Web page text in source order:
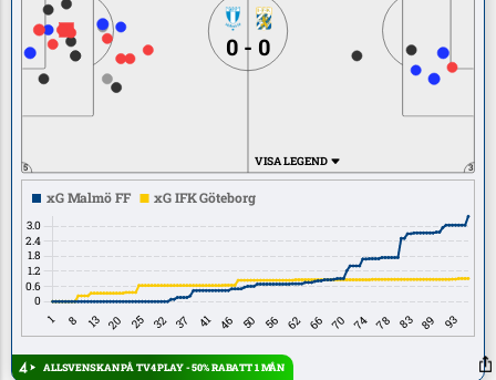
5 3
0 - 0
VISA LEGEND
ALLSVENSKAN PÅ TV4 PLAY - 50% RABATT 1 MÅN